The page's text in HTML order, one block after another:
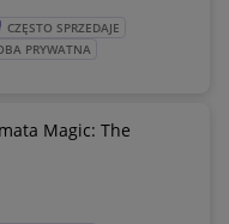
CZĘSTO SPRZEDAJE
PRYWATNA
Magic: The